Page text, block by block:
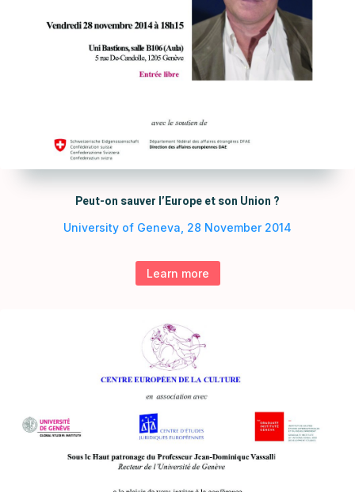
Peut-on sauver l’Europe et son Union ?
University of Geneva, 28 November 2014
Learn more